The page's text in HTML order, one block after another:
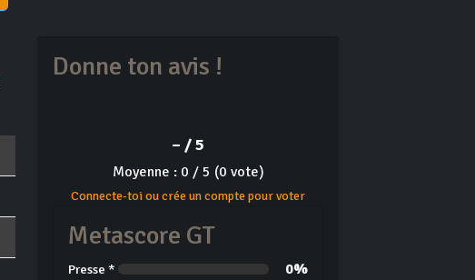
Donne ton avis !
– / 5
Moyenne : 0 / 5 (0 vote)
Connecte-toi ou crée un compte pour voter
Metascore GT
Presse * 0%